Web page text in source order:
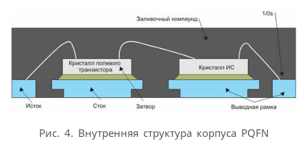
Рис. 4. Внутренняя структура корпуса PQFN